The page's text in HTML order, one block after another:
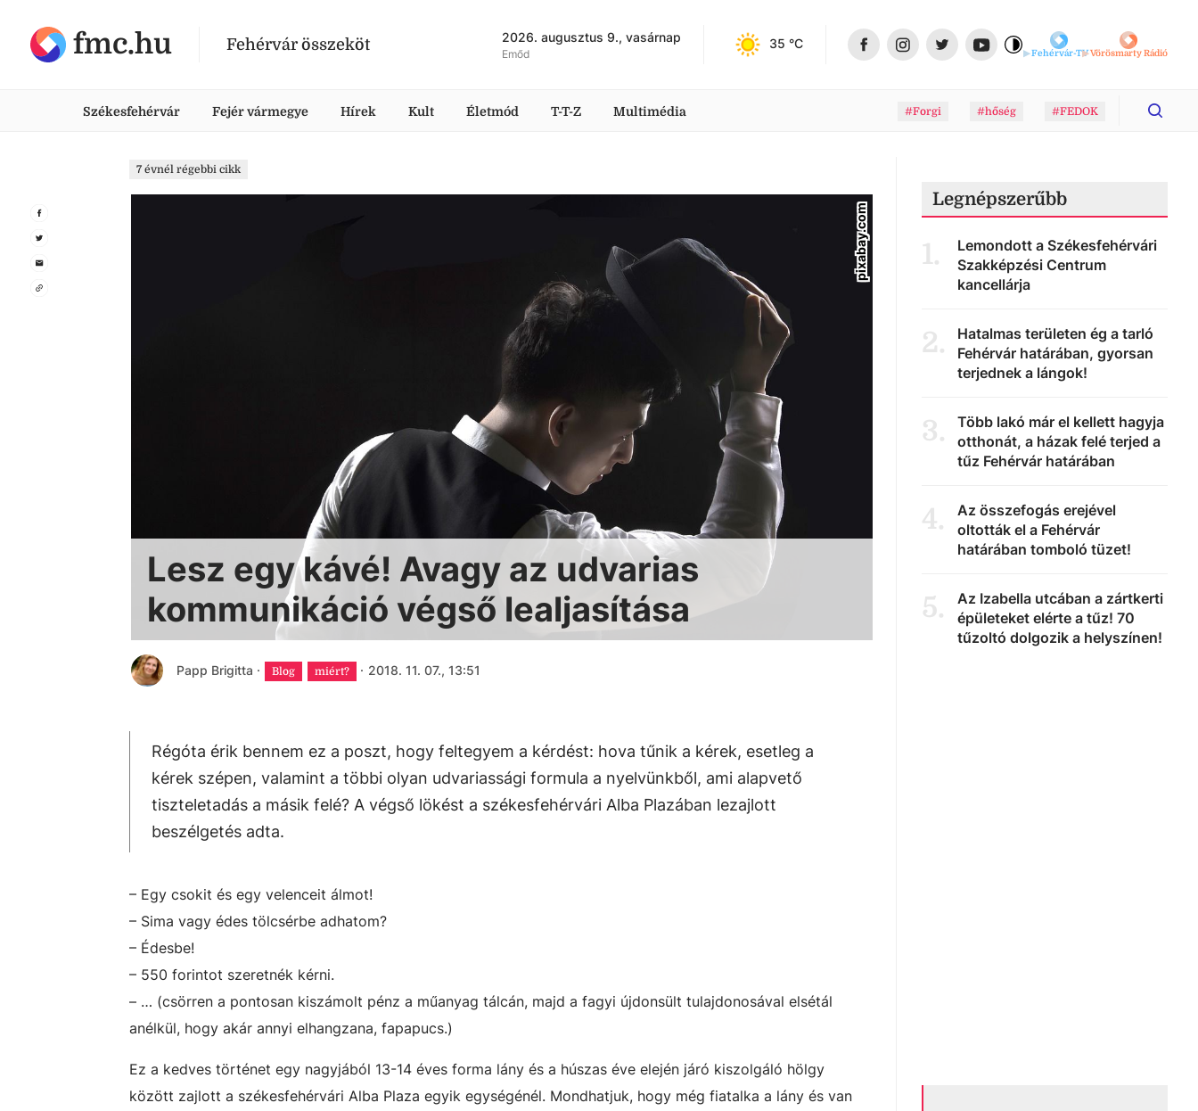
fmc.hu Fehérvár összeköt 2026. augusztus 9., vasárnap
Emőd
35 °C
Fehérvár-TVVörösmarty Rádió
Székesfehérvár Fejér vármegye Hírek Kult Életmód T-T-Z Multimédia #Forgi #hőség #FEDOK
7 évnél régebbi cikk
pixabay.com
Lesz egy kávé! Avagy az udvarias
kommunikáció végső lealjasítása
Papp Brigitta · Blog miért? · 2018. 11. 07., 13:51
Régóta érik bennem ez a poszt, hogy feltegyem a kérdést: hova tűnik a kérek, esetleg a
kérek szépen, valamint a többi olyan udvariassági formula a nyelvünkből, ami alapvető
tiszteletadás a másik felé? A végső lökést a székesfehérvári Alba Plazában lezajlott
beszélgetés adta.
– Egy csokit és egy velenceit álmot!
– Sima vagy édes tölcsérbe adhatom?
– Édesbe!
– 550 forintot szeretnék kérni.
– … (csörren a pontosan kiszámolt pénz a műanyag tálcán, majd a fagyi újdonsült tulajdonosával elsétál
anélkül, hogy akár annyi elhangzana, fapapucs.)
Ez a kedves történet egy nagyjából 13-14 éves forma lány és a húszas éve elején járó kiszolgáló hölgy
között zajlott a székesfehérvári Alba Plaza egyik egységénél. Mondhatjuk, hogy még fiatalka a lány és van
Legnépszerűbb
1.
Lemondott a Székesfehérvári
Szakképzési Centrum
kancellárja
2.
Hatalmas területen ég a tarló
Fehérvár határában, gyorsan
terjednek a lángok!
3.
Több lakó már el kellett hagyja
otthonát, a házak felé terjed a
tűz Fehérvár határában
4.
Az összefogás erejével
oltották el a Fehérvár
határában tomboló tüzet!
5.
Az Izabella utcában a zártkerti
épületeket elérte a tűz! 70
tűzoltó dolgozik a helyszínen!